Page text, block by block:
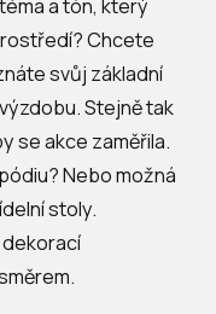
a tón, který
Chcete
svůj základní
Stejně tak
se akce zaměřila.
Nebo možná
stoly.